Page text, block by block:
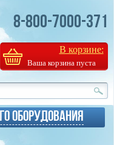
8-800-7000-371
В корзине:
Ваша корзина пуста
оборудования